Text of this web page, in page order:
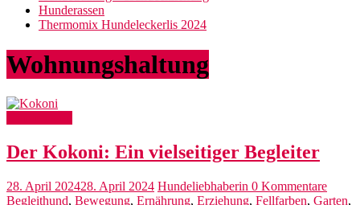
Hunderassen
Thermomix Hundeleckerlis 2024
Wohnungshaltung
Der Kokoni: Ein vielseitiger Begleiter
28. April 202428. April 2024 Hundeliebhaberin 0 Kommentare
Begleithund, Bewegung, Ernährung, Erziehung, Fellfarben, Garten,